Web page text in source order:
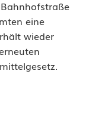
eine
wieder